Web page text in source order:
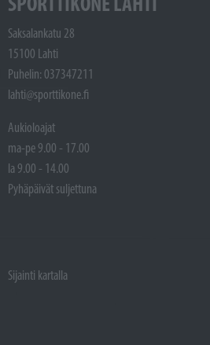
Saksalankatu 28
15100 Lahti
Puhelin: 037347211
lahti@sporttikone.fi
Aukioloajat
ma-pe 9.00 - 17.00
la 9.00 - 14.00
Pyhäpäivät suljettuna
Sijainti kartalla